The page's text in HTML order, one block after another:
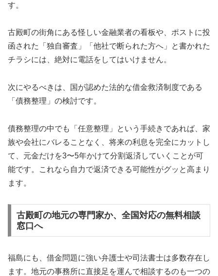
す。
古殿町の街角にある怪しい金融業者の看板や、ポストに投
函された「独自審査」「他社で断られた方へ」と書かれた
チラシには、絶対に電話をしてはいけません。
次にやるべきは、国が認めた法的な借金救済制度である
「債務整理」の検討です。
債務整理の中でも「任意整理」という手続きであれば、家
族や会社にバレることなく、将来の利息を完全にカットし
て、元金だけを3〜5年かけて分割返済していくことが可
能です。これなら自力で返済できる可能性がグッと高まり
ます。
古殿町の地元の専門家か、全国対応の無料相談
窓口へ
福島にも、借金問題に強い弁護士や司法書士は多数存在し
ます。地元の事務所に直接足を運んで相談するのも一つの